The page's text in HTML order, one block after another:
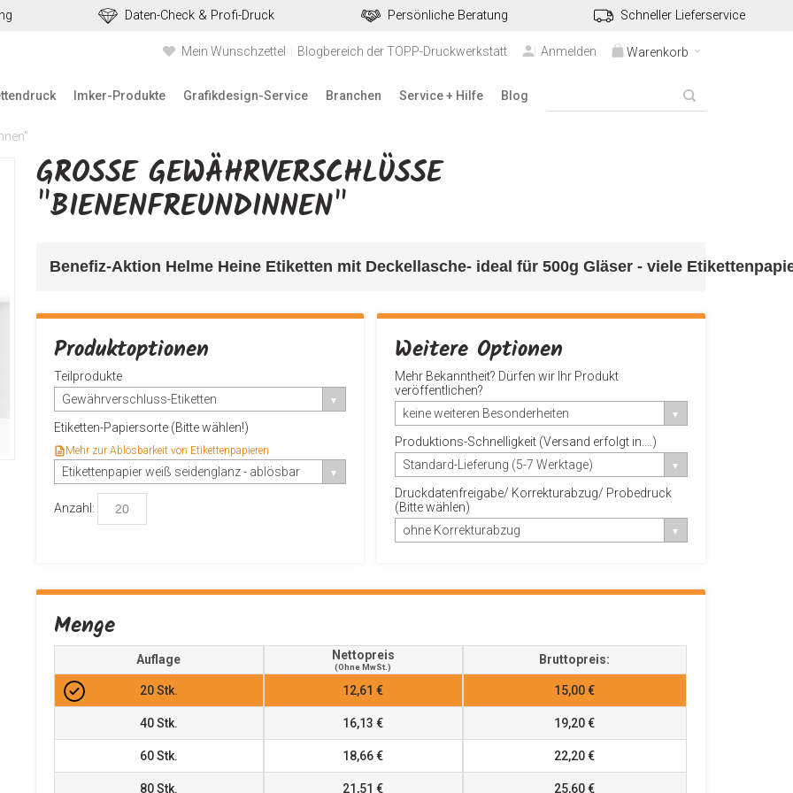
Daten-Check & Profi-Druck Persönliche Beratung Schneller Lieferservice
Warenkorb
Mein Wunschzettel Blogbereich der TOPP-Druckwerkstatt Anmelden
Imker-Produkte Grafikdesign-Service Branchen Service + Hilfe Blog
GROSSE GEWÄHRVERSCHLÜSSE "
BIENENFREUNDINNEN"
Benefiz-Aktion Helme Heine Etiketten mit Deckellasche- ideal für 500g Gläser - viele
Produktoptionen
Teilprodukte
Gewährverschluss-Etiketten
Etiketten-Papiersorte (Bitte wählen!)
Mehr zur Ablösbarkeit von Etikettenpapieren
Etikettenpapier weiß seidenglanz - ablösbar
Anzahl:
Weitere Optionen
Mehr Bekanntheit? Dürfen wir Ihr Produkt
veröffentlichen?
keine weiteren Besonderheiten
Produktions-Schnelligkeit (Versand erfolgt in....)
Standard-Lieferung (5-7 Werktage)
Druckdatenfreigabe/ Korrekturabzug/ Probedruck
(Bitte wählen)
ohne Korrekturabzug
Menge
Auflage Nettopreis
(ohne MwSt.)
Bruttopreis:
20Stk. 12,61 € 15,00 €
40Stk. 16,13 € 19,20 €
60Stk. 18,66 € 22,20 €
80Stk. 21,51 € 25,60 €